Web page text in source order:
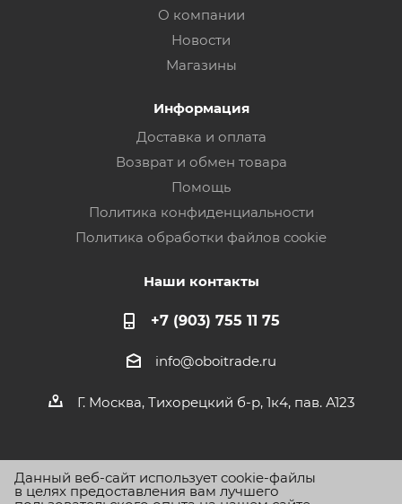
О компании
Новости
Магазины
Информация
Доставка и оплата
Возврат и обмен товара
Помощь
Политика конфиденциальности
Политика обработки файлов cookie
Наши контакты
+7 (903) 755 11 75
info@oboitrade.ru
Г. Москва, Тихорецкий б-р, 1к4, пав. А123
Данный веб-сайт использует cookie-файлы
в целях предоставления вам лучшего